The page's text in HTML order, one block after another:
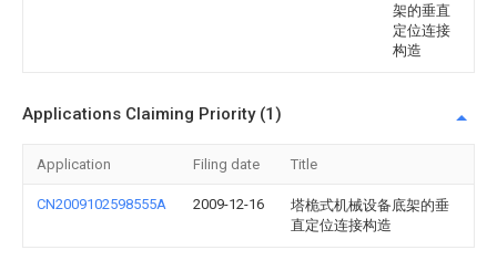
架的垂直
定位连接
构造
Applications Claiming Priority (1)
Application Filing date Title
CN2009102598555A 2009-12-16
塔桅式机械设备底架的垂
直定位连接构造